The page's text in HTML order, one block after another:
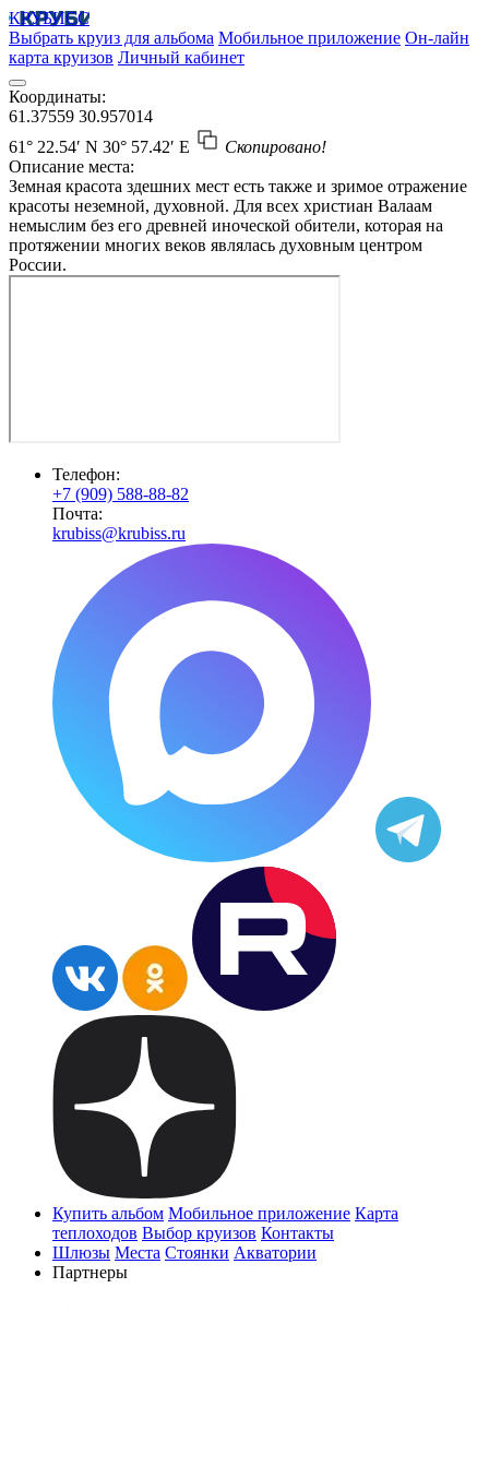
КРУБИСС
Выбрать круиз для альбома Мобильное приложение Он-лайн
карта круизов Личный кабинет
Координаты:
61.37559 30.957014
61° 22.54′ N 30° 57.42′ E
Скопировано!
Описание места:
Земная красота здешних мест есть также и зримое отражение
красоты неземной, духовной. Для всех христиан Валаам
немыслим без его древней иноческой обители, которая на
протяжении многих веков являлась духовным центром
России.
Телефон:
+7 (909) 588-88-82
Почта:
krubiss@krubiss.ru
Купить альбом Мобильное приложение Карта
теплоходов Выбор круизов Контакты
Шлюзы Места Стоянки Акватории
Партнеры